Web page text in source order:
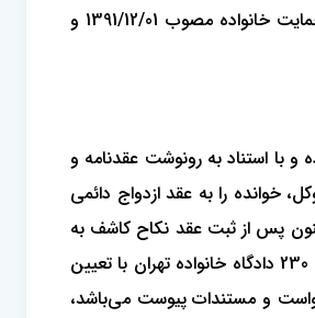
دادگاه‌های بدوی و فرجام‌خواسته را نقض و رسیدگی طبق بند ماده 405 آن قانون به دادگاه بدوی ارجاع می‌دهد که با تمهید تشکیل دادگاه، وفق قانون حمایت خانواده مصوب 1391/12/01 و
با استناد به رونوشت عقدنامه و
ترتیب 3258 مورخ 1392/05/18 دفتر ثبت ازدواج شماره 142 حوزه ثبت تهران موکل، خوانده را به عقد ازدواج دائمی
پس از ثبت عقد نکاح کاشف به
عمل آمده است که ایشان دوشیزه نبوده و قبلاً ازدواج نموده‌اند، لذا به استناد ماده 1128 قانون مدنی درخواست صدور حکم مبنی بر فسخ ازدواج را دارد. شعبه 230 دادگاه خانواده تهران با تعیین
و مستندات پیوست می‌باشد،